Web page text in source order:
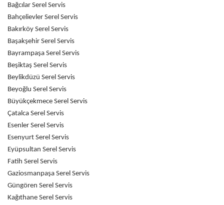
Bağcılar Serel Servis
Bahçelievler Serel Servis
Bakırköy Serel Servis
Başakşehir Serel Servis
Bayrampaşa Serel Servis
Beşiktaş Serel Servis
Beylikdüzü Serel Servis
Beyoğlu Serel Servis
Büyükçekmece Serel Servis
Çatalca Serel Servis
Esenler Serel Servis
Esenyurt Serel Servis
Eyüpsultan Serel Servis
Fatih Serel Servis
Gaziosmanpaşa Serel Servis
Güngören Serel Servis
Kağıthane Serel Servis